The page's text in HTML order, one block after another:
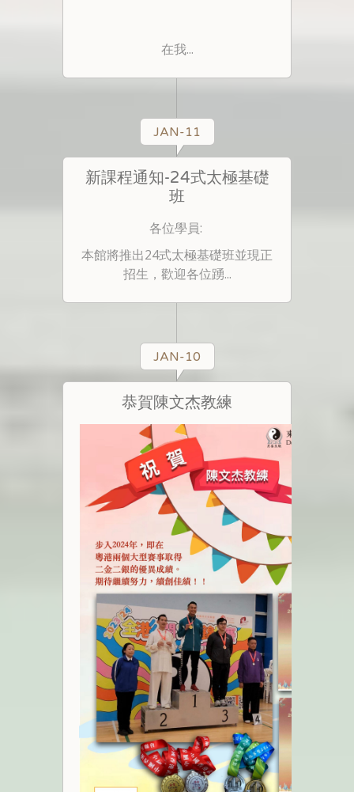
在我...
JAN-11
新課程通知-24式太極基礎
班
各位學員:
本館將推出24式太極基礎班並現正
招生，歡迎各位踴...
JAN-10
恭賀陳文杰教練